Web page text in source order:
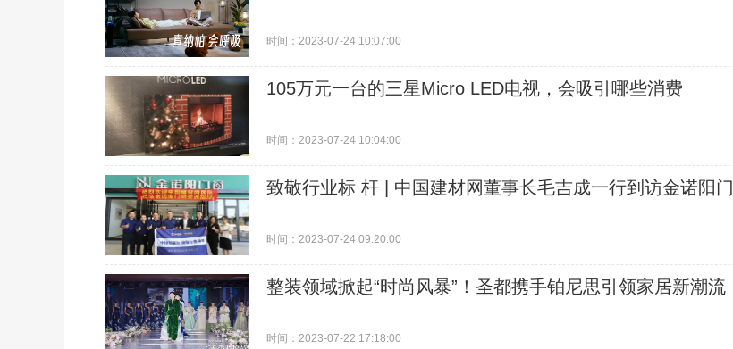
时间：2023-07-24 10:07:00
105万元一台的三星Micro LED电视，会吸引哪些消费
时间：2023-07-24 10:04:00
致敬行业标 杆 | 中国建材网董事长毛吉成一行到访金诺阳门
时间：2023-07-24 09:20:00
整装领域掀起“时尚风暴”！圣都携手铂尼思引领家居新潮流
时间：2023-07-22 17:18:00